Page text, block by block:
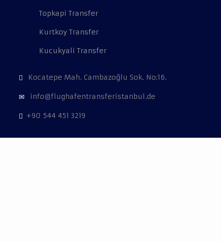
Topkapi Transfer
Kurtkoy Transfer
Kucukyali Transfer
Kocatepe Mah. Cambazoğlu Sok. No:16.
info@flughafentransferistanbul.de
+90 544 451 3219